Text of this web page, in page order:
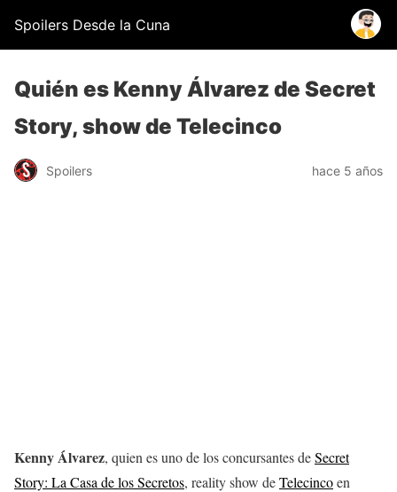
Spoilers Desde la Cuna
Quién es Kenny Álvarez de Secret
Story, show de Telecinco
Spoilers hace 5 años
Kenny Álvarez, quien es uno de los concursantes deSecret
Story: La Casa de los Secretos, reality show deTelecincoen